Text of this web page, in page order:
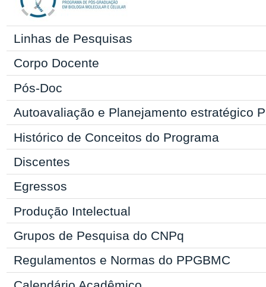
Linhas de Pesquisas
Corpo Docente
Pós-Doc
Autoavaliação e Planejamento estratégico
Histórico de Conceitos do Programa
Discentes
Egressos
Produção Intelectual
Grupos de Pesquisa do CNPq
Regulamentos e Normas do PPGBMC